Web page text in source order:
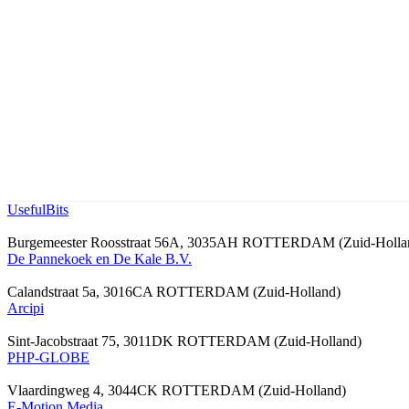
UsefulBits
Burgemeester Roosstraat 56A, 3035AH ROTTERDAM (Zuid-
De Pannekoek en De Kale B.V.
Calandstraat 5a, 3016CA ROTTERDAM (Zuid-Holland)
Arcipi
Sint-Jacobstraat 75, 3011DK ROTTERDAM (Zuid-Holland)
PHP-GLOBE
Vlaardingweg 4, 3044CK ROTTERDAM (Zuid-Holland)